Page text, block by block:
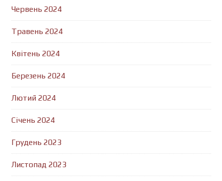
Червень 2024
Травень 2024
Квітень 2024
Березень 2024
Лютий 2024
Січень 2024
Грудень 2023
Листопад 2023